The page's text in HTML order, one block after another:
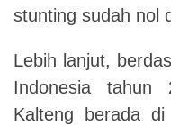
stunting sudah nol
Lebih lanjut,
Indonesia tahun
Kalteng berada